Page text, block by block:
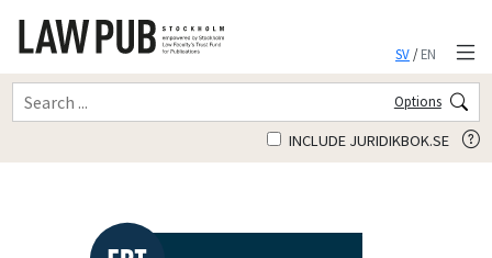
SV/EN
Options
INCLUDE JURIDIKBOK.SE